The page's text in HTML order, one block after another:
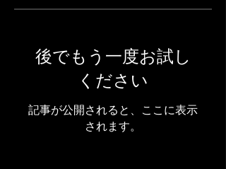
後でもう一度お試し
ください
記事が公開されると、ここに表示
されます。